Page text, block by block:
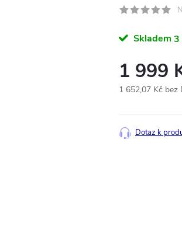
Skladem 3
1 999
1 652,07 Kč bez
cena:
Dotaz k